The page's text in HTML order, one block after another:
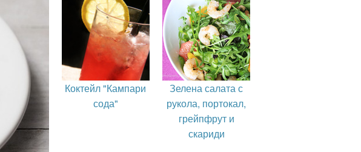
Коктейл "Кампари
сода"
Зелена салата с
рукола, портокал,
грейпфрут и
скариди